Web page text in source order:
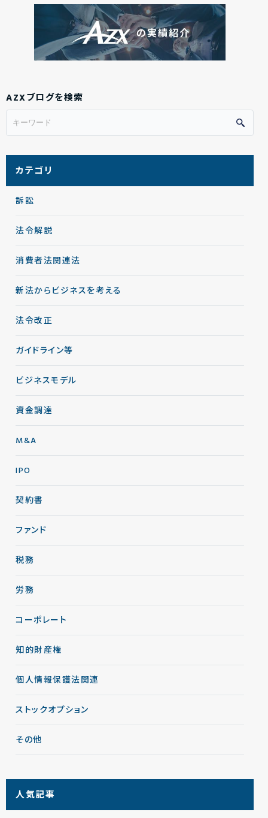
AZXブログを検索
カテゴリ
訴訟
法令解説
消費者法関連法
新法からビジネスを考える
法令改正
ガイドライン等
ビジネスモデル
資金調達
M&A
IPO
契約書
ファンド
税務
労務
コーポレート
知的財産権
個人情報保護法関連
ストックオプション
その他
人気記事